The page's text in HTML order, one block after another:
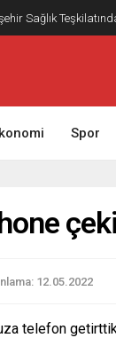
Sağlık
Spor
12.05.2022
telefon